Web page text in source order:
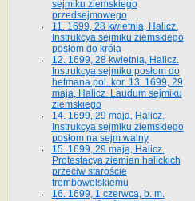
sejmiku ziemskiego
przedsejmowego
11. 1699, 28 kwietnia, Halicz.
Instrukcya sejmiku ziemskiego
posłom do króla
12. 1699, 28 kwietnia, Halicz.
Instrukcya sejmiku posłom do
hetmana pol. kor. 13. 1699, 29
maja, Halicz. Laudum sejmiku
ziemskiego
14. 1699, 29 maja, Halicz.
Instrukcya sejmiku ziemskiego
posłom na sejm walny
15. 1699, 29 maja, Halicz.
Protestacya ziemian halickich
przeciw staroście
trembowelskiemu
16. 1699, 1 czerwca, b. m.